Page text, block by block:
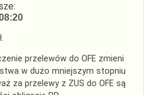
przelewów do OFE zmieni
w dużo mniejszym stopniu
za przelewy z ZUS do OFE są